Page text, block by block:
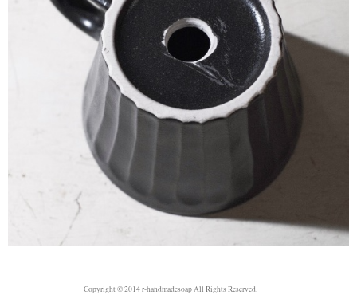
Copyright © 2014 r-handmadesoap All Rights Reserved.